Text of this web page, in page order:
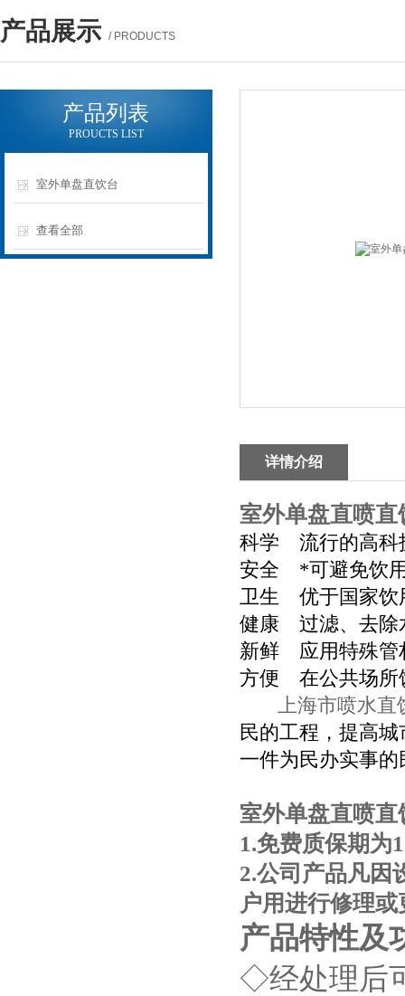
产品展示 / PRODUCTS
产品列表
PROUCTS LIST
室外单盘直饮台
查看全部
详情介绍
室外单盘直喷直
科学 流行的高科
安全 *可避免饮用
卫生 优于国家饮
健康 过滤、去除
新鲜 应用特殊管
方便 在公共场所
上海市喷水直
民的工程，提高
一件为民办实事
室外单盘直喷直
1.免费质保期为
2.公司产品凡因
户用进行修理
产品特性及
◇经处理后